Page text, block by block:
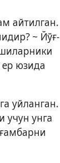
айтилган.
~ Йўғ-
юзида
уйланган.
учун унга